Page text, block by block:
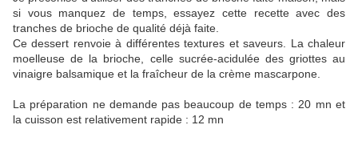
si vous manquez de temps, essayez cette recette avec des
tranches de brioche de qualité déjà faite.
Ce dessert renvoie à différentes textures et saveurs. La chaleur
moelleuse de la brioche, celle sucrée-acidulée des griottes au
vinaigre balsamique et la fraîcheur de la crème mascarpone.
La préparation ne demande pas beaucoup de temps : 20 mn et
la cuisson est relativement rapide : 12 mn